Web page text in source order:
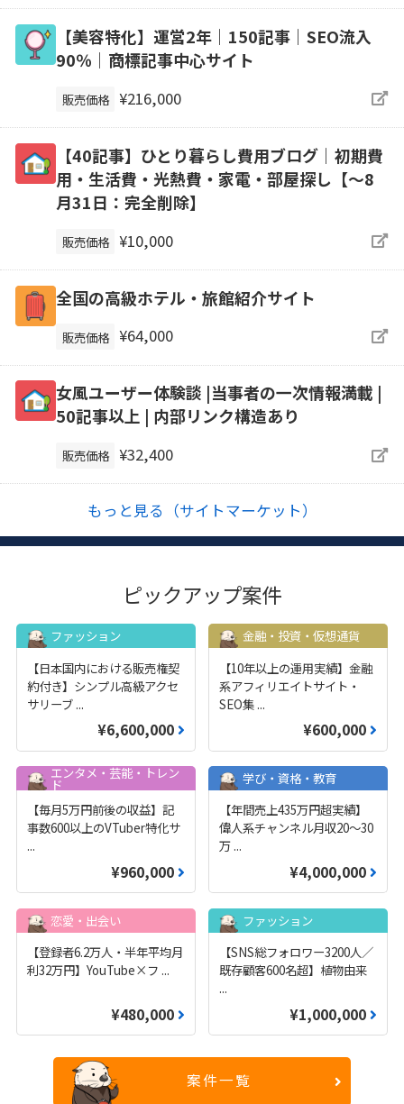
【美容特化】運営2年｜150記事｜SEO流入
90％｜商標記事中心サイト
販売価格 ¥216,000
【40記事】ひとり暮らし費用ブログ｜初期費
用・生活費・光熱費・家電・部屋探し【～8
月31日：完全削除】
販売価格 ¥10,000
全国の高級ホテル・旅館紹介サイト
販売価格 ¥64,000
女風ユーザー体験談 |当事者の一次情報満載 |
50記事以上 | 内部リンク構造あり
販売価格 ¥32,400
もっと見る（サイトマーケット）
ピックアップ案件
ファッション
【日本国内における販売権契
約付き】シンプル高級アクセ
サリーブ ...
¥6,600,000
金融・投資・仮想通貨
【10年以上の運用実績】金融
系アフィリエイトサイト・
SEO集 ...
¥600,000
エンタメ・芸能・トレン
ド
【毎月5万円前後の収益】記
事数600以上のVTuber特化サ
...
¥960,000
学び・資格・教育
【年間売上435万円超実績】
偉人系チャンネル月収20～30
万 ...
¥4,000,000
恋愛・出会い
【登録者6.2万人・半年平均月
利32万円】YouTube×フ ...
¥480,000
ファッション
【SNS総フォロワー3200人／
既存顧客600名超】植物由来
...
¥1,000,000
案件一覧